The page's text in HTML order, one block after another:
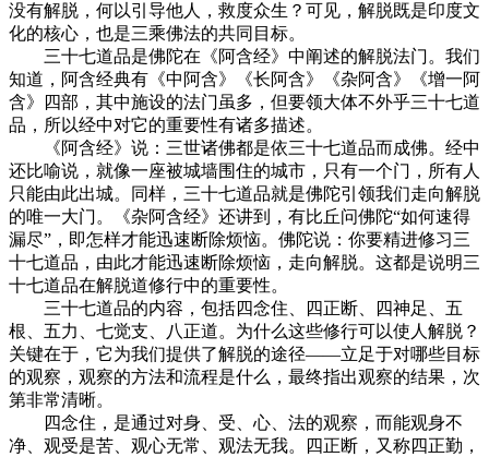
没有解脱，何以引导他人，救度众生？可见，解脱既是印度文
化的核心，也是三乘佛法的共同目标。
三十七道品是佛陀在《阿含经》中阐述的解脱法门。我们
知道，阿含经典有《中阿含》《长阿含》《杂阿含》《增一阿
含》四部，其中施设的法门虽多，但要领大体不外乎三十七道
品，所以经中对它的重要性有诸多描述。
《阿含经》说：三世诸佛都是依三十七道品而成佛。经中
还比喻说，就像一座被城墙围住的城市，只有一个门，所有人
只能由此出城。同样，三十七道品就是佛陀引领我们走向解脱
的唯一大门。《杂阿含经》还讲到，有比丘问佛陀“如何速得
漏尽”，即怎样才能迅速断除烦恼。佛陀说：你要精进修习三
十七道品，由此才能迅速断除烦恼，走向解脱。这都是说明三
十七道品在解脱道修行中的重要性。
三十七道品的内容，包括四念住、四正断、四神足、五
根、五力、七觉支、八正道。为什么这些修行可以使人解脱？
关键在于，它为我们提供了解脱的途径——立足于对哪些目标
的观察，观察的方法和流程是什么，最终指出观察的结果，次
第非常清晰。
四念住，是通过对身、受、心、法的观察，而能观身不
净、观受是苦、观心无常、观法无我。四正断，又称四正勤，